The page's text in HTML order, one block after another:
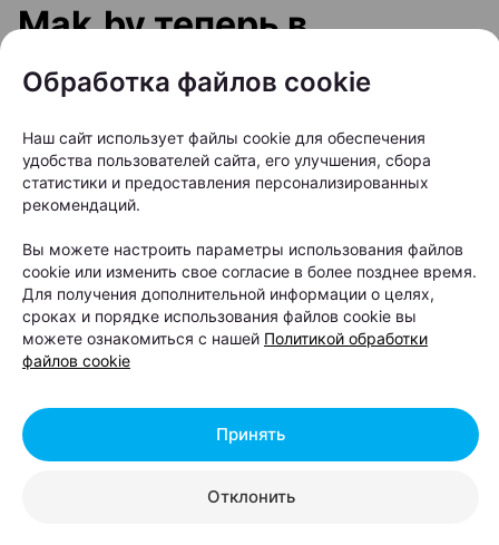
Mak.by теперь в
Национальном
аэропорту: там
открылись сразу два
Mak.Cafe
Автор:
Теперь пассажиры могут заказать любимый кофе,
десерты и блюда Mak.by перед вылетом
независимо от того, отправляются они внутренним
или международным рейсом.
Обработка файлов cookie
Наш сайт использует файлы cookie для обеспечения
удобства пользователей сайта, его улучшения, сбора
статистики и предоставления персонализированных
рекомендаций.
Вы можете настроить параметры использования файлов
cookie или изменить свое согласие в более позднее время.
Для получения дополнительной информации о целях,
сроках и порядке использования файлов cookie вы
можете ознакомиться с нашей Политикой обработки
файлов cookie
Отклонить
Принять